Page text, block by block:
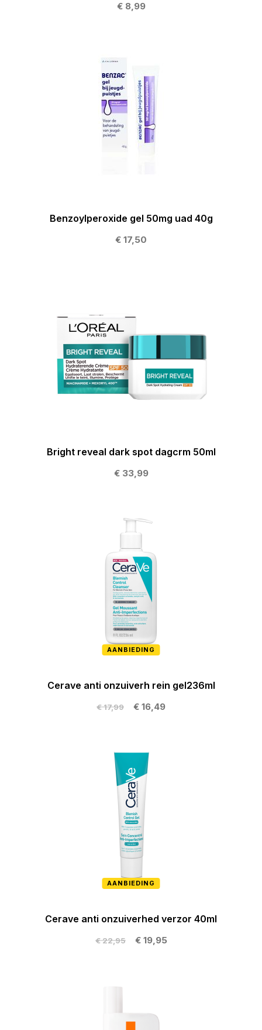
€ 8,99
Benzoylperoxide gel 50mg uad 40g
€ 17,50
Bright reveal dark spot dagcrm 50ml
€ 33,99
AANBIEDING
Cerave anti onzuiverh rein gel236ml
€ 16,49
€ 17,99
AANBIEDING
Cerave anti onzuiverhed verzor 40ml
€ 19,95
€ 22,95